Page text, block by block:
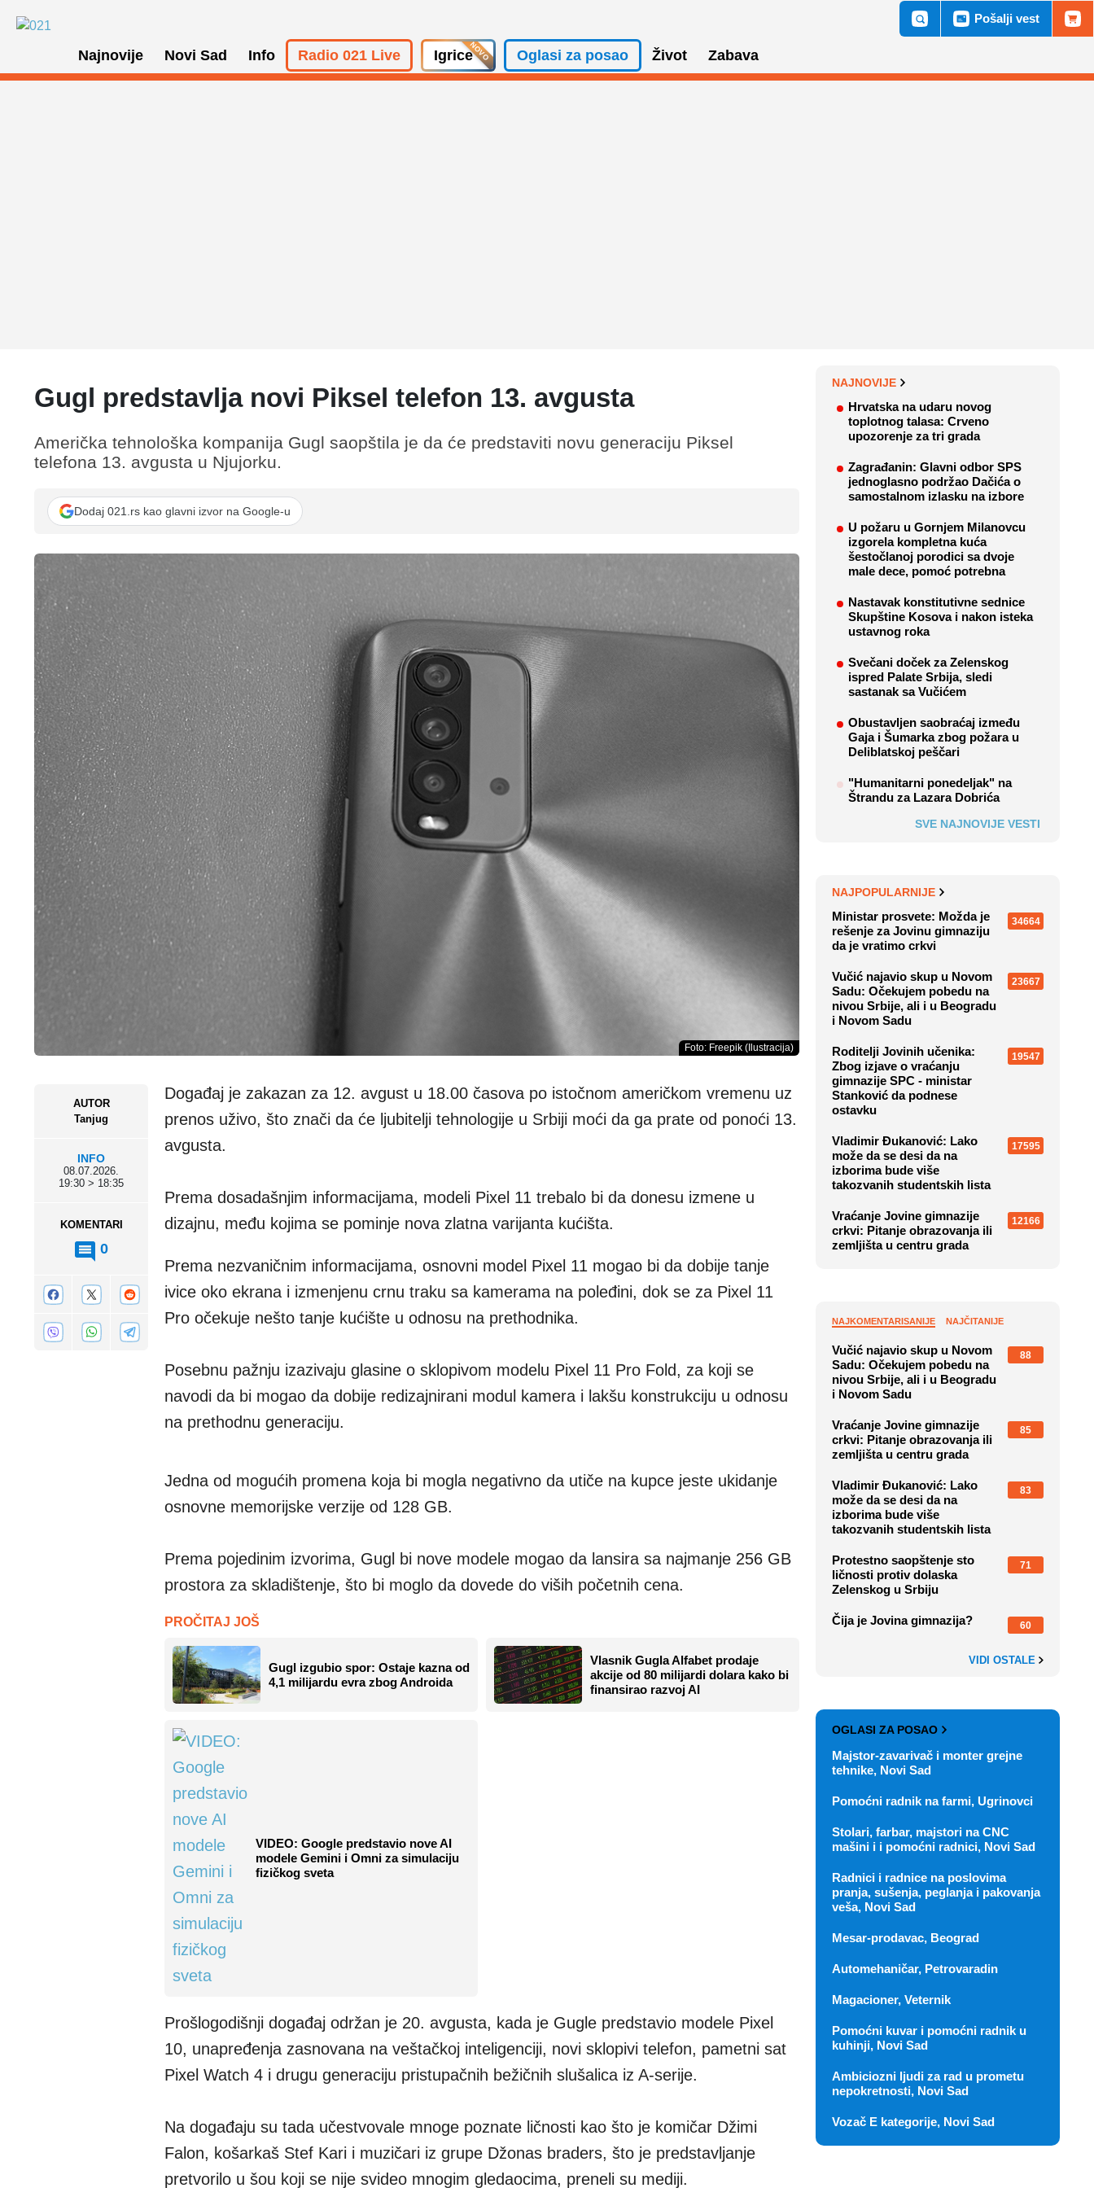
Najnovije Novi Sad Info Radio 021 Live Igrice Oglasi za posao Život Zabava
Pošalji vest
Gugl predstavlja novi Piksel telefon 13. avgusta
AUTOR
Tanjug
INFO
08.07.2026.
19:30 > 18:35
KOMENTARI
0
Američka tehnološka kompanija Gugl saopštila je da će predstaviti novu generaciju Piksel
telefona 13. avgusta u Njujorku.
Dodaj 021.rs kao glavni izvor na Google-u
Foto: Freepik (Ilustracija)
Događaj je zakazan za 12. avgust u 18.00 časova po istočnom američkom vremenu uz
prenos uživo, što znači da će ljubitelji tehnologije u Srbiji moći da ga prate od ponoći 13.
avgusta.
Prema dosadašnjim informacijama, modeli Pixel 11 trebalo bi da donesu izmene u
dizajnu, među kojima se pominje nova zlatna varijanta kućišta.
Prema nezvaničnim informacijama, osnovni model Pixel 11 mogao bi da dobije tanje
ivice oko ekrana i izmenjenu crnu traku sa kamerama na poleđini, dok se za Pixel 11
Pro očekuje nešto tanje kućište u odnosu na prethodnika.
Posebnu pažnju izazivaju glasine o sklopivom modelu Pixel 11 Pro Fold, za koji se
navodi da bi mogao da dobije redizajnirani modul kamera i lakšu konstrukciju u odnosu
na prethodnu generaciju.
Jedna od mogućih promena koja bi mogla negativno da utiče na kupce jeste ukidanje
osnovne memorijske verzije od 128 GB.
Prema pojedinim izvorima, Gugl bi nove modele mogao da lansira sa najmanje 256 GB
prostora za skladištenje, što bi moglo da dovede do viših početnih cena.
PROČITAJ JOŠ
Gugl izgubio spor: Ostaje kazna od
4,1 milijardu evra zbog Androida
Vlasnik Gugla Alfabet prodaje
akcije od 80 milijardi dolara kako bi
finansirao razvoj AI
VIDEO: Google predstavio nove AI
modele Gemini i Omni za simulaciju
fizičkog sveta
Prošlogodišnji događaj održan je 20. avgusta, kada je Gugle predstavio modele Pixel
10, unapređenja zasnovana na veštačkoj inteligenciji, novi sklopivi telefon, pametni sat
Pixel Watch 4 i drugu generaciju pristupačnih bežičnih slušalica iz A-serije.
Na događaju su tada učestvovale mnoge poznate ličnosti kao što je komičar Džimi
Falon, košarkaš Stef Kari i muzičari iz grupe Džonas braders, što je predstavljanje
pretvorilo u šou koji se nije svideo mnogim gledaocima, preneli su mediji.
NAJNOVIJE
Hrvatska na udaru novog
toplotnog talasa: Crveno
upozorenje za tri grada
Zagrađanin: Glavni odbor SPS
jednoglasno podržao Dačića o
samostalnom izlasku na izbore
U požaru u Gornjem Milanovcu
izgorela kompletna kuća
šestočlanoj porodici sa dvoje
male dece, pomoć potrebna
Nastavak konstitutivne sednice
Skupštine Kosova i nakon isteka
ustavnog roka
Svečani doček za Zelenskog
ispred Palate Srbija, sledi
sastanak sa Vučićem
Obustavljen saobraćaj između
Gaja i Šumarka zbog požara u
Deliblatskoj peščari
"Humanitarni ponedeljak" na
Štrandu za Lazara Dobrića
SVE NAJNOVIJE VESTI
NAJPOPULARNIJE
Ministar prosvete: Možda je
rešenje za Jovinu gimnaziju
da je vratimo crkvi
34664
Vučić najavio skup u Novom
Sadu: Očekujem pobedu na
nivou Srbije, ali i u Beogradu
i Novom Sadu
23667
Roditelji Jovinih učenika:
Zbog izjave o vraćanju
gimnazije SPC - ministar
Stanković da podnese
ostavku
19547
Vladimir Đukanović: Lako
može da se desi da na
izborima bude više
takozvanih studentskih lista
17595
Vraćanje Jovine gimnazije
crkvi: Pitanje obrazovanja ili
zemljišta u centru grada
12166
NAJKOMENTARISANIJE NAJČITANIJE
Vučić najavio skup u Novom
Sadu: Očekujem pobedu na
nivou Srbije, ali i u Beogradu
i Novom Sadu
88
Vraćanje Jovine gimnazije
crkvi: Pitanje obrazovanja ili
zemljišta u centru grada
85
Vladimir Đukanović: Lako
može da se desi da na
izborima bude više
takozvanih studentskih lista
83
Protestno saopštenje sto
ličnosti protiv dolaska
Zelenskog u Srbiju
71
Čija je Jovina gimnazija? 60
VIDI OSTALE
OGLASI ZA POSAO
Majstor-zavarivač i monter grejne
tehnike, Novi Sad
Pomoćni radnik na farmi, Ugrinovci
Stolari, farbar, majstori na CNC
mašini i i pomoćni radnici, Novi Sad
Radnici i radnice na poslovima
pranja, sušenja, peglanja i pakovanja
veša, Novi Sad
Mesar-prodavac, Beograd
Automehaničar, Petrovaradin
Magacioner, Veternik
Pomoćni kuvar i pomoćni radnik u
kuhinji, Novi Sad
Ambiciozni ljudi za rad u prometu
nepokretnosti, Novi Sad
Vozač E kategorije, Novi Sad